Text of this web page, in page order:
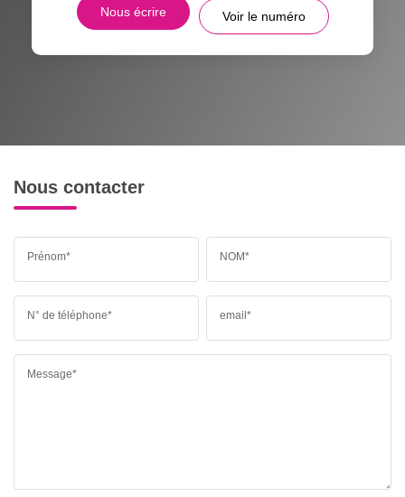
Nous écrire Voir le numéro
Nous contacter
Prénom* NOM*
N° de téléphone* email*
Message*